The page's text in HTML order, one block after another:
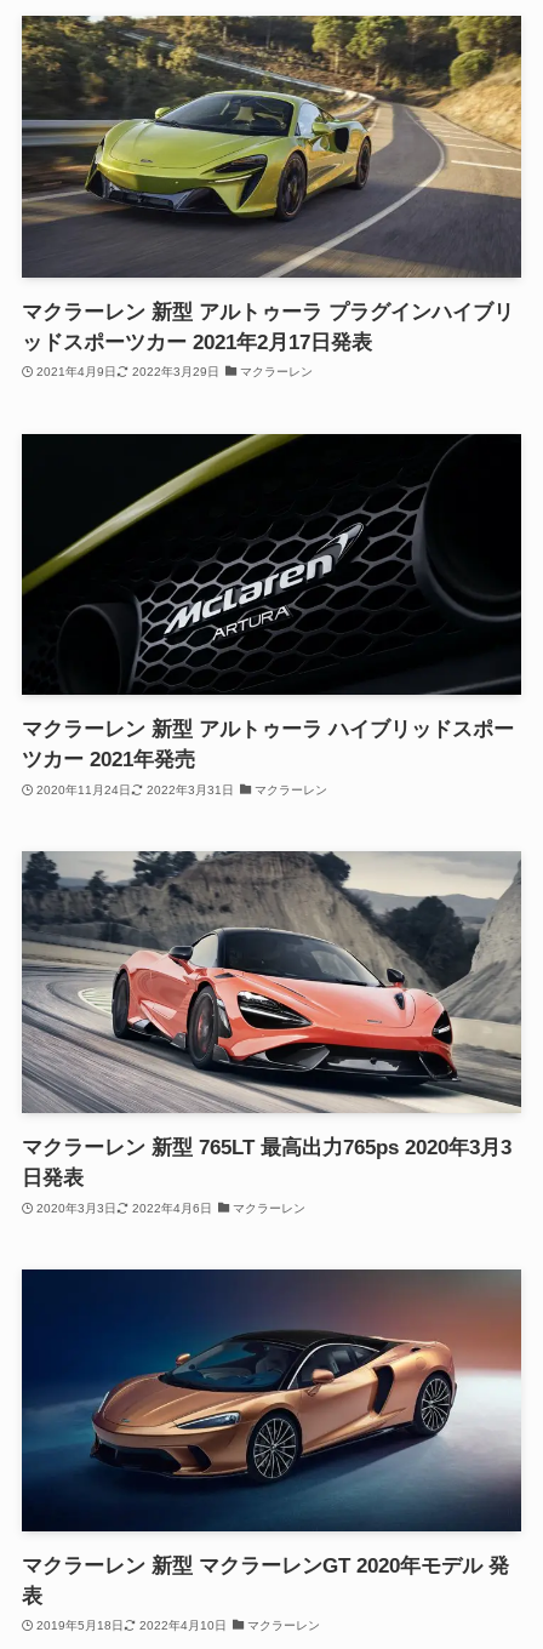
マクラーレン 新型 アルトゥーラ プラグインハイブリ
ッドスポーツカー 2021年2月17日発表
2021年4月9日 2022年3月29日 マクラーレン
マクラーレン 新型 アルトゥーラ ハイブリッドスポー
ツカー 2021年発売
2020年11月24日 2022年3月31日 マクラーレン
マクラーレン 新型 765LT 最高出力765ps 2020年3月3
日発表
2020年3月3日 2022年4月6日 マクラーレン
マクラーレン 新型 マクラーレンGT 2020年モデル 発
表
2019年5月18日 2022年4月10日 マクラーレン